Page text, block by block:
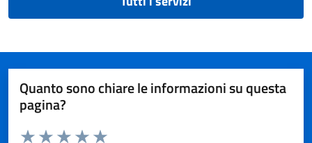
Quanto sono chiare le informazioni su questa
pagina?
Valuta da 1 a 5 stelle la pagina